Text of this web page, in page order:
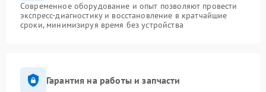
Современное оборудование и опыт позволяют провести
экспресс-диагностику и восстановление в кратчайшие
сроки, минимизируя время без устройства
Гарантия на работы и запчасти